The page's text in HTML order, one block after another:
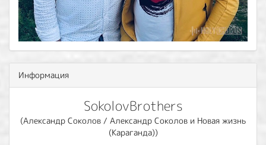
Информация
SokolovBrothers
(Александр Соколов / Александр Соколов и Новая жизнь
(Караганда))